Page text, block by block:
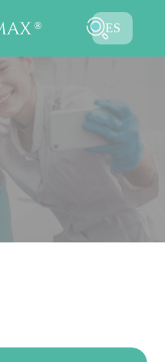
ES
TR